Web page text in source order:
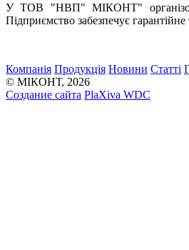
У ТОВ "НВП" МІКОНТ"
Підприємство забезпечує
Компанія Продукція Новини Статті
© МІКОНТ, 2026
Создание сайта PlaXiva WDC